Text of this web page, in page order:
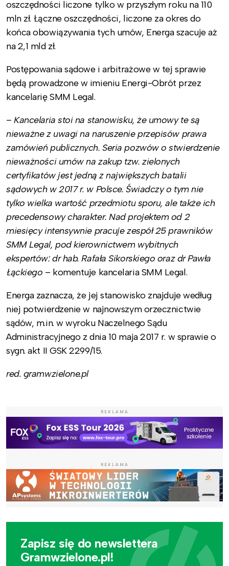
oszczędności liczone tylko w przyszłym roku na 110
mln zł. Łączne oszczędności, liczone za okres do
końca obowiązywania tych umów, Energa szacuje aż
na 2,1 mld zł.
Postępowania sądowe i arbitrażowe w tej sprawie
będą prowadzone w imieniu Energi-Obrót przez
kancelarię SMM Legal.
–Kancelaria stoi na stanowisku, że umowy te są
nieważne z uwagi na naruszenie przepisów prawa
zamówień publicznych. Seria pozwów o stwierdzenie
nieważności umów na zakup tzw. zielonych
certyfikatów jest jedną z największych batalii
sądowych w 2017 r. w Polsce. Świadczy o tym nie
tylko wielka wartość przedmiotu sporu, ale także ich
precedensowy charakter. Nad projektem od 2
miesięcy intensywnie pracuje zespół 25 prawników
SMM Legal, pod kierownictwem wybitnych
ekspertów: dr hab. Rafała Sikorskiego oraz dr Pawła
Łąckiego – komentuje kancelaria SMM Legal.
Energa zaznacza, że jej stanowisko znajduje według
niej potwierdzenie w najnowszym orzecznictwie
sądów, m.in. w wyroku Naczelnego Sądu
Administracyjnego z dnia 10 maja 2017 r. w sprawie o
sygn. akt II GSK 2299/15.
red. gramwzielone.pl
REKLAMA
REKLAMA
Zapisz się do newslettera
Gramwzielone.pl!